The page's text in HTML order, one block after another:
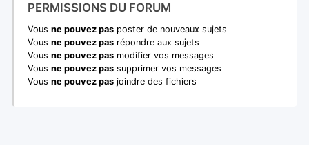
PERMISSIONS DU FORUM
Vous ne pouvez pas poster de nouveaux sujets
Vous ne pouvez pas répondre aux sujets
Vous ne pouvez pas modifier vos messages
Vous ne pouvez pas supprimer vos messages
Vous ne pouvez pas joindre des fichiers